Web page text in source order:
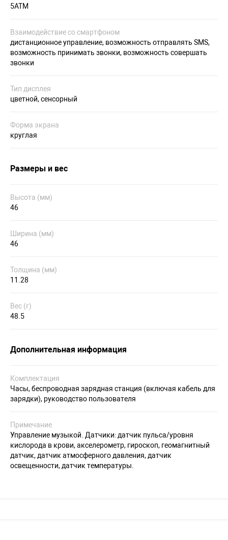
5ATM
Взаимодействие со смартфоном
дистанционное управление, возможность отправлять SMS,
возможность принимать звонки, возможность совершать
звонки
Тип дисплея
цветной, сенсорный
Форма экрана
круглая
Размеры и вес
Высота (мм)
46
Ширина (мм)
46
Толщина (мм)
11.28
Вес (г)
48.5
Дополнительная информация
Комплектация
Часы, беспроводная зарядная станция (включая кабель для
зарядки), руководство пользователя
Примечание
Управление музыкой. Датчики: датчик пульса/уровня
кислорода в крови, акселерометр, гироскоп, геомагнитный
датчик, датчик атмосферного давления, датчик
освещенности, датчик температуры.